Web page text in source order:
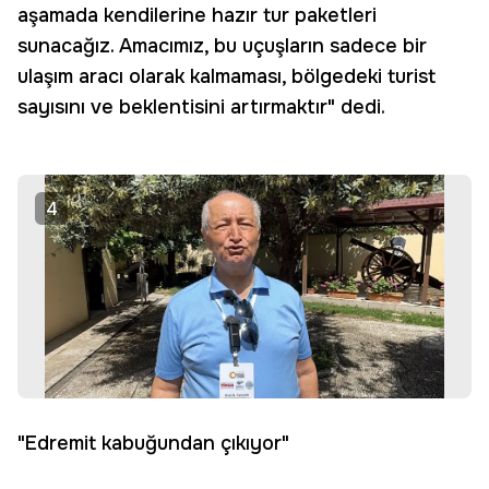
aşamada kendilerine hazır tur paketleri
sunacağız. Amacımız, bu uçuşların sadece bir
ulaşım aracı olarak kalmaması, bölgedeki turist
sayısını ve beklentisini artırmaktır" dedi.
4
"Edremit kabuğundan çıkıyor"